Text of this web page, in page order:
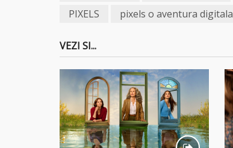
PIXELS
pixels o aventura digitala
VEZI SI...